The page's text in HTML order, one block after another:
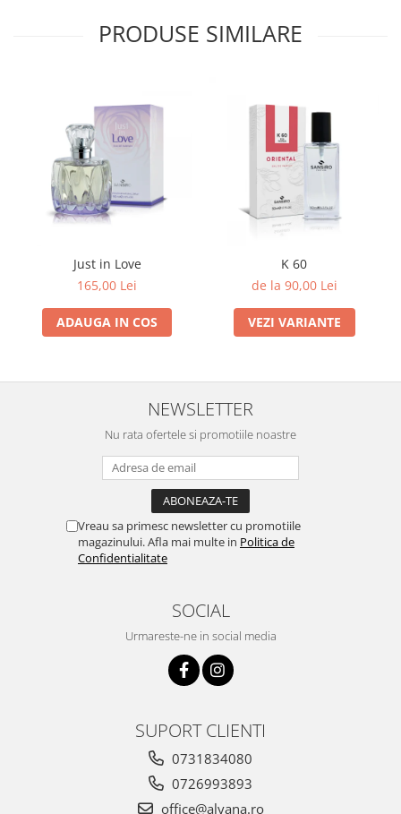
PRODUSE SIMILARE
Just in Love
165,00 Lei
ADAUGA IN COS
K 60
de la 90,00 Lei
VEZI VARIANTE
NEWSLETTER
Nu rata ofertele si promotiile noastre
Vreau sa primesc newsletter cu promotiile
magazinului. Afla mai multe in Politica de
Confidentialitate
SOCIAL
Urmareste-ne in social media
SUPORT CLIENTI
0731834080
0726993893
office@alyana.ro